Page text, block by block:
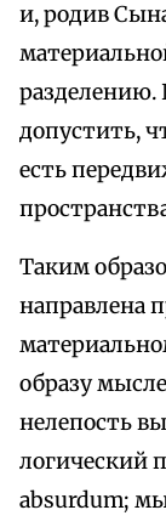
и, родив
разделению.
допустить,
есть
Таким
направлена
образу
нелепость
логический
absurdum;